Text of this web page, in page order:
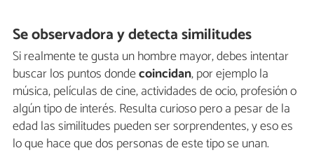
Se observadora y detecta similitudes
Si realmente te gusta un hombre mayor, debes intentar
buscar los puntos dondecoincidan, por ejemplo la
música, películas de cine, actividades de ocio, profesión o
algún tipo de interés. Resulta curioso pero a pesar de la
edad las similitudes pueden ser sorprendentes, y eso es
lo que hace que dos personas de este tipo se unan.